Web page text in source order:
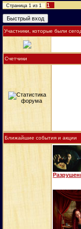
Страница 1 из 1
1
Участники, которые были
Счетчики
Ближайшие события и акции